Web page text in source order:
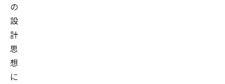
の
設
計
思
想
に